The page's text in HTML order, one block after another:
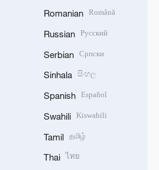
Romanian Română
Russian Русский
Serbian Српски
Sinhala සිංහල
Spanish Español
Swahili Kiswahili
Tamil தமிழ்
Thai ไทย